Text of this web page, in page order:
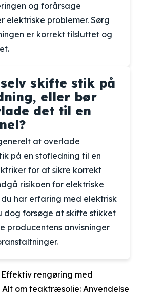
og forårsage
elektriske problemer. Sørg
er korrekt tilsluttet og
skifte stik på
eller bør
det til en
at overlade
på en stofledning til en
for at sikre korrekt
risikoen for elektriske
du har erfaring med elektrisk
dog forsøge at skifte stikket
producentens anvisninger
Effektiv rengøring med
Alt om teaktræsolie: Anvendelse